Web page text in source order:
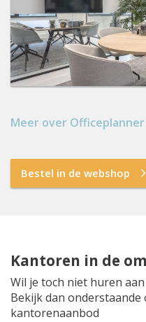
Meer over Officeplanner
Bestel in de webshop
Kantoren in de
Wil je toch niet huren
Bekijk dan
kantorenaanbod